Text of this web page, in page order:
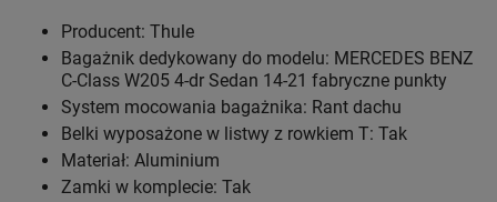
Producent: Thule
Bagażnik dedykowany do modelu: MERCEDES BENZ
C-Class W205 4-dr Sedan 14-21 fabryczne punkty
System mocowania bagażnika: Rant dachu
Belki wyposażone w listwy z rowkiem T: Tak
Materiał: Aluminium
Zamki w komplecie: Tak